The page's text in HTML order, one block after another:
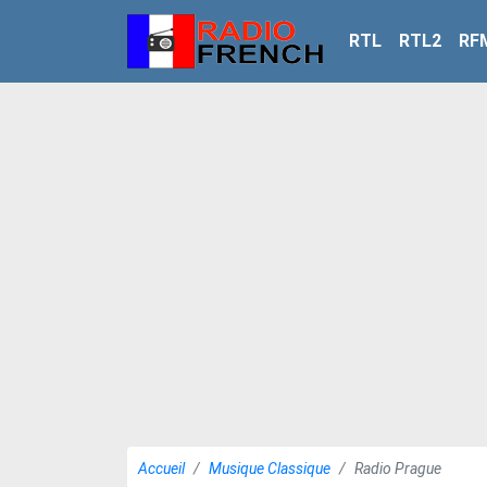
RTL RTL2
Accueil Musique Classique Radio Prague